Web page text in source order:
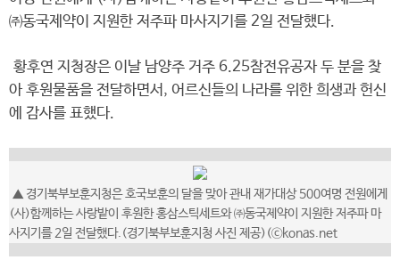
㈜동국제약이 지원한 저주파 마사지기를 2일 전달했다.
황후연 지청장은 이날 남양주 거주 6.25참전유공자 두 분을 찾
아 후원물품을 전달하면서, 어르신들의 나라를 위한 희생과 헌신
에 감사를 표했다.
▲ 경기북부보훈지청은 호국보훈의 달을 맞아 관내 재가대상 500여명 전원에게
(사)함께하는 사랑밭이 후원한 홍삼스틱세트와 ㈜동국제약이 지원한 저주파 마
사지기를 2일 전달했다.(경기북부보훈지청 사진 제공)(ⓒkonas.net